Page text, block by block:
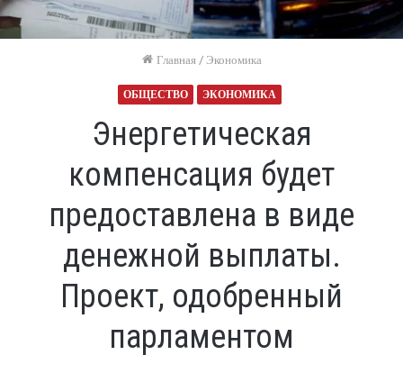
Главная / Экономика
ОБЩЕСТВО ЭКОНОМИКА
Энергетическая
компенсация будет
предоставлена ​​в виде
денежной выплаты.
Проект, одобренный
парламентом